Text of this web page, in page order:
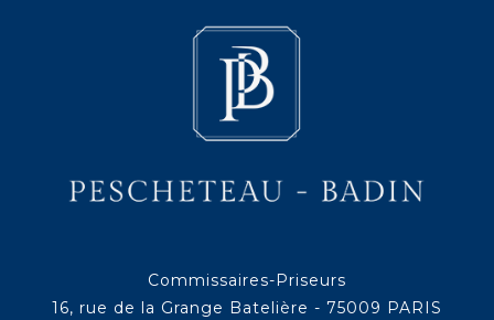
Commissaires-Priseurs
16, rue de la Grange Batelière - 75009 PARIS